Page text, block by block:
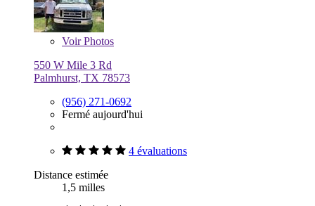
VoirPhotos
550 W Mile 3 Rd
Palmhurst, TX 78573
(956) 271-0692
Fermé aujourd'hui
4 évaluations
Distance estimée
1,5 milles